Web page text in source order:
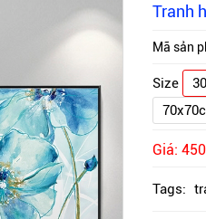
Tranh
Mã sản
Size
Giá:
Tags: